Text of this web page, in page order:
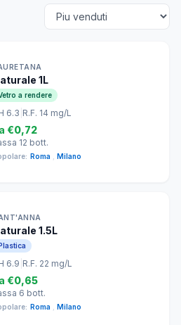
1L
a rendere
6.3 R.F. 14 mg/L
€0,72
12 bott.
Roma Milano
1.5L
6.9 R.F. 22 mg/L
€0,65
6 bott.
Roma Milano